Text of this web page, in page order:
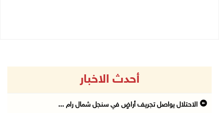
أحدث الاخبار
الاحتلال يواصل تجريف أراضٍ في سنجل شمال رام ...